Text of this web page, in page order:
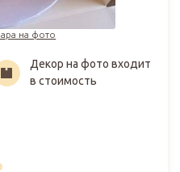
на фото
3 300₽
Декор на фото входит
в стоимость